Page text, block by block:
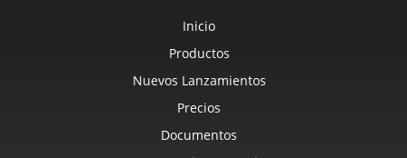
Inicio
Productos
Nuevos Lanzamientos
Precios
Documentos